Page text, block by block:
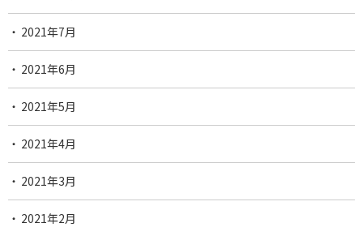
2021年7月
2021年6月
2021年5月
2021年4月
2021年3月
2021年2月